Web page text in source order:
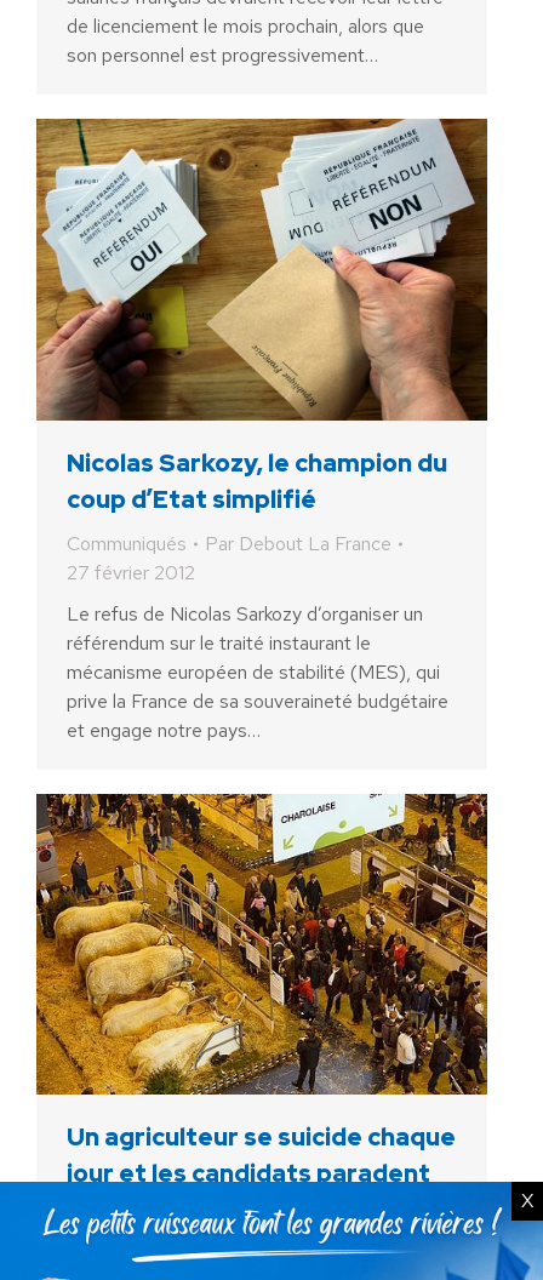
de licenciement le mois prochain, alors que
son personnel est progressivement…
Nicolas Sarkozy, le champion du
coup d’Etat simplifié
Communiqués Par Debout La France
27 février 2012
Le refus de Nicolas Sarkozy d’organiser un
référendum sur le traité instaurant le
mécanisme européen de stabilité (MES), qui
prive la France de sa souveraineté budgétaire
et engage notre pays…
Un agriculteur se suicide chaque
jour et les candidats paradent
Communiqués Par Debout La France
25 février 2012
X